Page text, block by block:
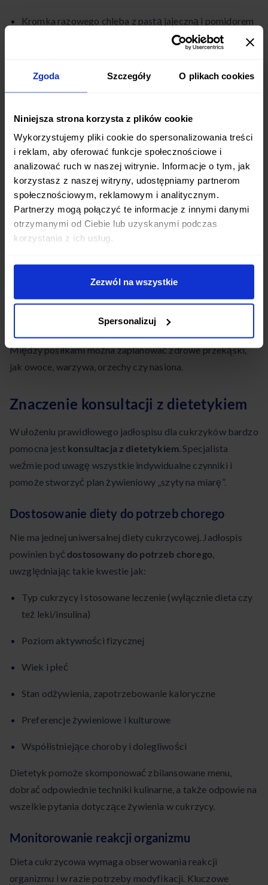
Zgoda Szczegóły O plikach cookies
Niniejsza strona korzysta z plików cookie
Wykorzystujemy pliki cookie do spersonalizowania treści
i reklam, aby oferować funkcje społecznościowe i
analizować ruch w naszej witrynie. Informacje o tym, jak
korzystasz z naszej witryny, udostępniamy partnerom
społecznościowym, reklamowym i analitycznym.
Partnerzy mogą połączyć te informacje z innymi danymi
otrzymanymi od Ciebie lub uzyskanymi podczas
korzystania z ich usług.
Zezwól na wszystkie
Spersonalizuj
Kromka razowego chleba z pastą jajeczną i pomidorem
Obiad
papryka)
Kasza gryczana
Surówka z kapusty kiszonej
Kolacja
Pełnoziarnista tortilla
Jogurt naturalny z jagodami
Między posiłkami można zaplanować zdrowe przekąski,
jak owoce, warzywa, orzechy czy nasiona.
Znaczenie konsultacji z dietetykiem
W ułożeniu prawidłowego jadłospisu dla cukrzyków bardzo
pomocna jest konsultacja z dietetykiem. Specjalista
weźmie pod uwagę wszystkie indywidualne czynniki i
pomoże stworzyć plan żywieniowy „szyty na miarę”.
Dostosowanie diety do potrzeb chorego
Nie ma jednej uniwersalnej diety cukrzycowej. Jadłospis
powinien być dostosowany do potrzeb chorego,
uwzględniając takie kwestie jak:
Typ cukrzycy i stosowane leczenie (wyłącznie dieta czy
też leki/insulina)
Poziom aktywności fizycznej
Wiek i płeć
Stan odżywienia, zapotrzebowanie kaloryczne
Preferencje żywieniowe i kulturowe
Współistniejące choroby i dolegliwości
Dietetyk pomoże skomponować zbilansowane menu,
dobrać odpowiednie techniki kulinarne, a także odpowie na
wszelkie pytania dotyczące żywienia w cukrzycy.
Monitorowanie reakcji organizmu
Dieta cukrzycowa wymaga obserwowania reakcji
organizmu i w razie potrzeby modyfikacji. Kluczowe